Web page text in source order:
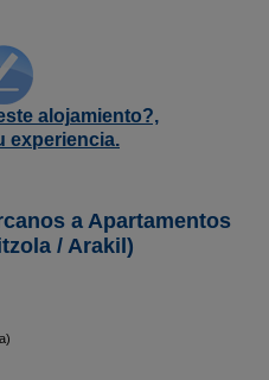
alojamiento?,
experiencia.
a Apartamentos
/ Arakil)